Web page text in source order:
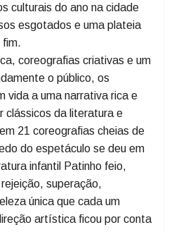
espetáculo do Espaço de
“Histórias que dançam”
e se consagrou como
culturais do ano na cidade
esgotados e uma plateia
fim.
coreografias criativas e um
o público, os
vida a uma narrativa rica e
clássicos da literatura e
21 coreografias cheias de
do espetáculo se deu em
infantil Patinho feio,